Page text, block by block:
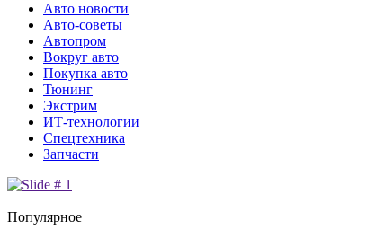
Авто новости
Авто-советы
Автопром
Вокруг авто
Покупка авто
Тюнинг
Экстрим
ИТ-технологии
Спецтехника
Запчасти
Популярное